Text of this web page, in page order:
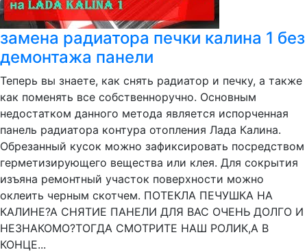
замена радиатора печки калина 1 без
демонтажа панели
Теперь вы знаете, как снять радиатор и печку, а также
как поменять все собственноручно. Основным
недостатком данного метода является испорченная
панель радиатора контура отопления Лада Калина.
Обрезанный кусок можно зафиксировать посредством
герметизирующего вещества или клея. Для сокрытия
изъяна ремонтный участок поверхности можно
оклеить черным скотчем. ПОТЕКЛА ПЕЧУШКА НА
КАЛИНЕ?А СНЯТИЕ ПАНЕЛИ ДЛЯ ВАС ОЧЕНЬ ДОЛГО И
НЕЗНАКОМО?ТОГДА СМОТРИТЕ НАШ РОЛИК,А В
КОНЦЕ...